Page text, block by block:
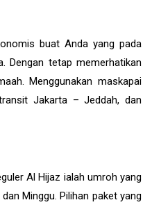
buat Anda yang pada
Dengan tetap memerhatikan
Menggunakan maskapai
Jakarta – Jeddah, dan
Al Hijaz ialah umroh yang
Minggu. Pilihan paket yang